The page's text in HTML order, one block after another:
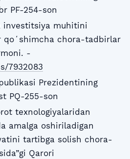
PF-254-son
investitsiya muhitini
qoʻshimcha chora-tadbirlar
-
7932083
Prezidentining
PQ-255-son
texnologiyalaridan
amalga oshiriladigan
tartibga solish chora-
Qarori